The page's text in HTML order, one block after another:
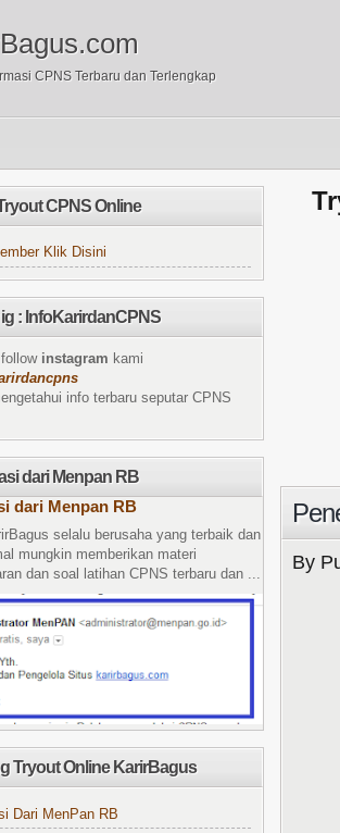
CPNS Terbaru dan Terlengkap
By
CPNS Online
Klik Disini
: InfoKarirdanCPNS
instagram kami
info terbaru seputar CPNS
dari Menpan RB
dari Menpan RB
selalu berusaha yang terbaik dan
mungkin memberikan materi
dan soal latihan CPNS terbaru dan ...
Tryout Online KarirBagus
Dari MenPan RB